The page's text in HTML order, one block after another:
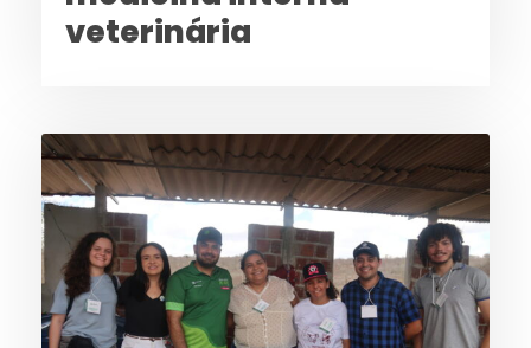
veterinária